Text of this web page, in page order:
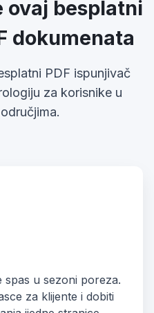
ovaj besplatni
dokumenata
PDF ispunjivač
za korisnike u
spas u sezoni poreza.
za klijente i dobiti